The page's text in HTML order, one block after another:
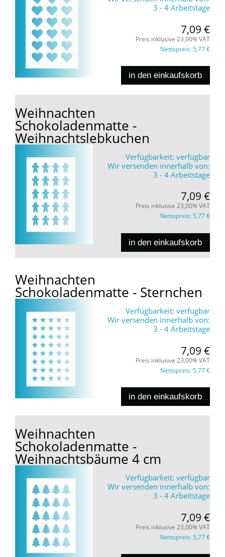
3 - 4 Arbeitstage
7,09 €
Preis inklusive 23,00% VAT
Nettopreis:5,77 €
in den einkaufskorb
Weihnachten
Schokoladenmatte -
Weihnachtslebkuchen
Verfügbarkeit: verfügbar
Wir versenden innerhalb von:
3 - 4 Arbeitstage
7,09 €
Preis inklusive 23,00% VAT
Nettopreis:5,77 €
in den einkaufskorb
Weihnachten
Schokoladenmatte - Sternchen
Verfügbarkeit: verfügbar
Wir versenden innerhalb von:
3 - 4 Arbeitstage
7,09 €
Preis inklusive 23,00% VAT
Nettopreis:5,77 €
in den einkaufskorb
Weihnachten
Schokoladenmatte -
Weihnachtsbäume 4 cm
Verfügbarkeit: verfügbar
Wir versenden innerhalb von:
3 - 4 Arbeitstage
7,09 €
Preis inklusive 23,00% VAT
Nettopreis:5,77 €